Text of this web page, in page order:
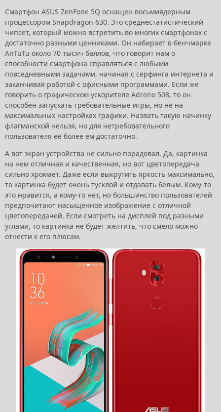
Смартфон ASUS ZenFone 5Q оснащен восьмиядерным
процессором Snapdragon 630. Это среднестатистический
чипсет, который можно встретить во многих смартфонах с
достаточно разными ценниками. Он набирает в бенчмарке
AnTuTu около 70 тысяч баллов, что говорит нам о
способности смартфона справляться с любыми
повседневными задачами, начиная с серфинга интернета и
заканчивая работой с офисными программами. Если же
говорить о графическом ускорителе Adreno 508, то он
способен запускать требовательные игры, но не на
максимальных настройках графики. Назвать такую начинку
флагманской нельзя, но для нетребовательного
пользователя ее более ем достаточно.
А вот экран устройства не сильно порадовал. Да, картинка
на нем отличная и качественная, но вот цветопередача
сильно хромает. Даже если выкрутить яркость максимально,
то картинка будет очень тусклой и отдавать белым. Кому-то
это нравится, а кому-то нет, но большинство пользователей
предпочитают насыщенное изображение с отличной
цветопередачей. Если смотреть на дисплей под разными
углами, то картинка не будет желтить, что смело можно
отнести к его плюсам.